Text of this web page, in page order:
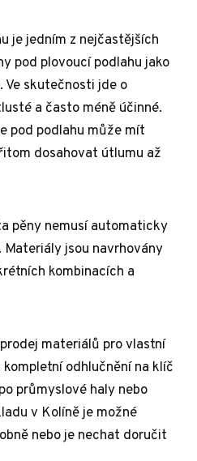
je jedním z nejčastějších
pod plovoucí podlahu jako
Ve skutečnosti jde o
a často méně účinné.
pod podlahu může mít
dosahovat útlumu až
pěny nemusí automaticky
jsou navrhovány
kombinacích a
materiálů pro vlastní
odhlučnění na klíč
průmyslové haly nebo
v Kolíně je možné
nebo je nechat doručit